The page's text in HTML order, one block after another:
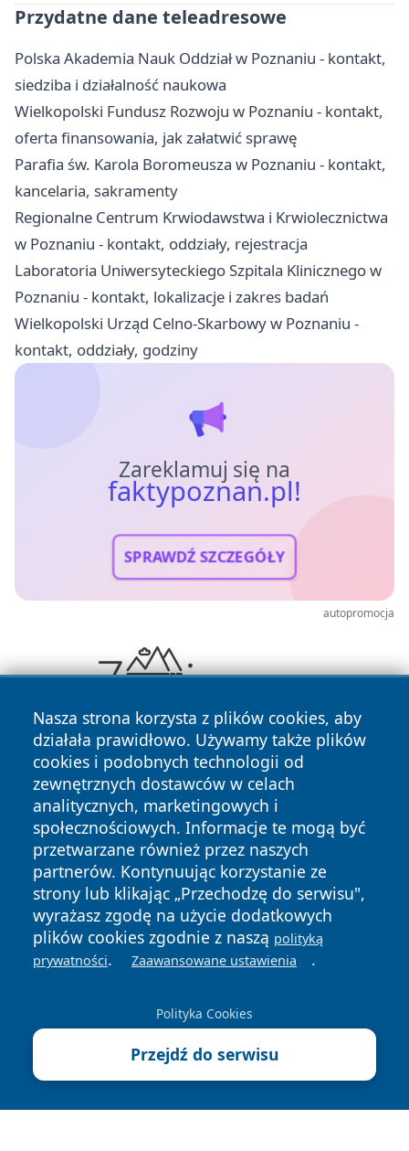
Przydatne dane teleadresowe
Polska Akademia Nauk Oddział w Poznaniu - kontakt,
siedziba i działalność naukowa
Wielkopolski Fundusz Rozwoju w Poznaniu - kontakt,
oferta finansowania, jak załatwić sprawę
Parafia św. Karola Boromeusza w Poznaniu - kontakt,
kancelaria, sakramenty
Regionalne Centrum Krwiodawstwa i Krwiolecznictwa
w Poznaniu - kontakt, oddziały, rejestracja
Laboratoria Uniwersyteckiego Szpitala Klinicznego w
Poznaniu - kontakt, lokalizacje i zakres badań
Wielkopolski Urząd Celno-Skarbowy w Poznaniu -
kontakt, oddziały, godziny
Zareklamuj się na
faktypoznan.pl!
SPRAWDŹ SZCZEGÓŁY
autopromocja
Nasza strona korzysta z plików cookies, aby
działała prawidłowo. Używamy także plików
cookies i podobnych technologii od
zewnętrznych dostawców w celach
analitycznych, marketingowych i
społecznościowych. Informacje te mogą być
przetwarzane również przez naszych
partnerów. Kontynuując korzystanie ze
strony lub klikając „Przechodzę do serwisu",
wyrażasz zgodę na użycie dodatkowych
plików cookies zgodnie z naszą polityką
prywatności. Zaawansowane ustawienia .
Polityka Cookies
Przejdź do serwisu
Copyright © 2026 faktypoznan.pl Wszystkie prawa
zastrzeżone.
News Autorzy
Polityka
Prywatności
Polityka
Cookies